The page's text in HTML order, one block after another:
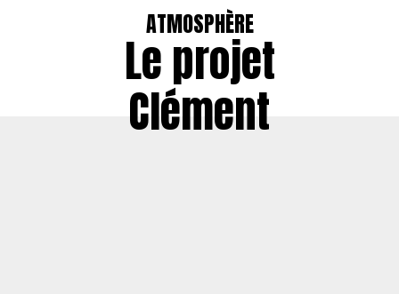
ATMOSPHÈRE
Le projet
Clément